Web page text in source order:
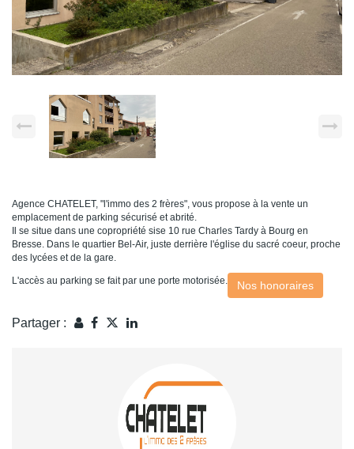
Agence CHATELET, "l'immo des 2 frères", vous propose à la vente un
emplacement de parking sécurisé et abrité.
Il se situe dans une copropriété sise 10 rue Charles Tardy à Bourg en
Bresse. Dans le quartier Bel-Air, juste derrière l'église du sacré coeur, proche
des lycées et de la gare.
L'accès au parking se fait par une porte motorisée. Nos honoraires
Partager :